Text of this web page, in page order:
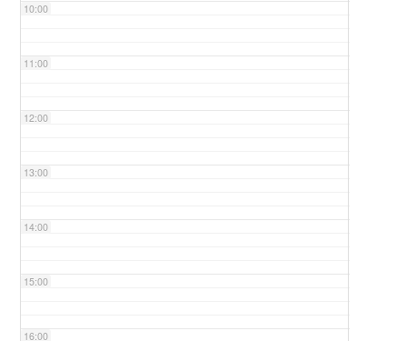
10:00
11:00
12:00
13:00
14:00
15:00
16:00